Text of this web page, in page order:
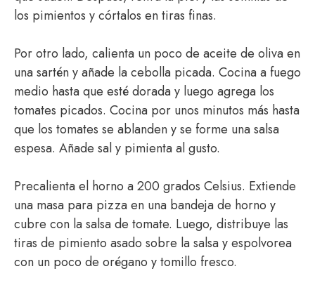
los pimientos y córtalos en tiras finas.
Por otro lado, calienta un poco de aceite de oliva en
una sartén y añade la cebolla picada. Cocina a fuego
medio hasta que esté dorada y luego agrega los
tomates picados. Cocina por unos minutos más hasta
que los tomates se ablanden y se forme una salsa
espesa. Añade sal y pimienta al gusto.
Precalienta el horno a 200 grados Celsius. Extiende
una masa para pizza en una bandeja de horno y
cubre con la salsa de tomate. Luego, distribuye las
tiras de pimiento asado sobre la salsa y espolvorea
con un poco de orégano y tomillo fresco.